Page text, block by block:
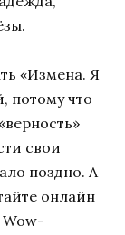
«Измена. Я
потому что
свои
поздно. А
онлайн
Wow-